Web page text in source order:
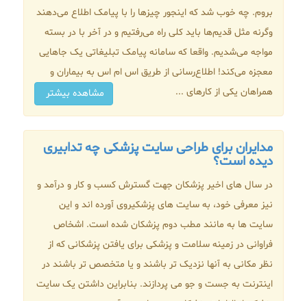
بروم. چه خوب شد که اینجور چیزها را با پیامک اطلاع می‌دهند
وگرنه مثل قدیم‌ها باید کلی راه می‌رفتیم و در آخر با در بسته
مواجه می‌شدیم. واقعا که سامانه پیامک تبلیغاتی یک جاهایی
معجزه می‌کند! اطلاع‌رسانی از طریق اس ام اس به بیماران و
همراهان یکی از کارهای ...
مشاهده بیشتر
مدایران برای طراحی سایت پزشکی چه تدابیری
دیده است؟
در سال های اخیر پزشکان جهت گسترش کسب و کار و درآمد و
نیز معرفی خود، به سایت های پزشکیروی آورده اند و این
سایت ها به مانند مطب دوم پزشکان شده است. اشخاص
فراوانی در زمینه سلامت و پزشکی برای یافتن پزشکانی که از
نظر مکانی به آنها نزدیک تر باشند و یا متخصص تر باشند در
اینترنت به جست و جو می پردازند. بنابراین داشتن یک سایت